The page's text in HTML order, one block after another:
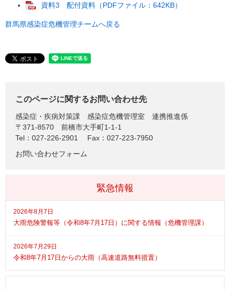
資料3 配付資料（PDFファイル：642KB）
群馬県感染症危機管理チームへ戻る
このページに関するお問い合わせ先
感染症・疾病対策課
感染症危機管理室 連携推進係
〒371-8570
前橋市大手町1-1-1
Tel：027-226-2901
Fax：027-223-7950
お問い合わせフォーム
緊急情報
2026年8月7日
大雨危険警報等（令和8年7月17日）に関する情報（危機管理課）
2026年7月29日
令和8年7月17日からの大雨（高速道路無料措置）